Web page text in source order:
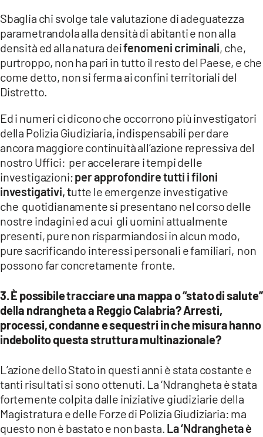
Sbaglia chi svolge tale valutazione di adeguatezza
parametrandola alla densità di abitanti e non alla
densità ed alla natura deifenomeni criminali, che,
purtroppo, non ha pari in tutto il resto del Paese, e che
come detto, non si ferma ai confini territoriali del
Distretto.
Ed i numeri ci dicono che occorrono più investigatori
della Polizia Giudiziaria, indispensabili per dare
ancora maggiore continuità all’azione repressiva del
nostro Uffici: per accelerare i tempi delle
investigazioni;per approfondire tutti i filoni
investigativi, tutte le emergenze investigative
che quotidianamente si presentano nel corso delle
nostre indagini ed a cui gli uomini attualmente
presenti, pure non risparmiandosi in alcun modo,
pure sacrificando interessi personali e familiari, non
possono far concretamente fronte.
3. ⁠È possibile tracciare una mappa o “stato di salute”
della ndrangheta a Reggio Calabria? Arresti,
processi, condanne e sequestri in che misura hanno
indebolito questa struttura multinazionale?
L’azione dello Stato in questi anni è stata costante e
tanti risultati si sono ottenuti. La ‘Ndrangheta è stata
fortemente colpita dalle iniziative giudiziarie della
Magistratura e delle Forze di Polizia Giudiziaria: ma
questo non è bastato e non basta. La ‘Ndrangheta è